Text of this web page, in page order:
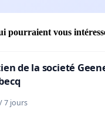
pourraient vous
de la societé
7 jours